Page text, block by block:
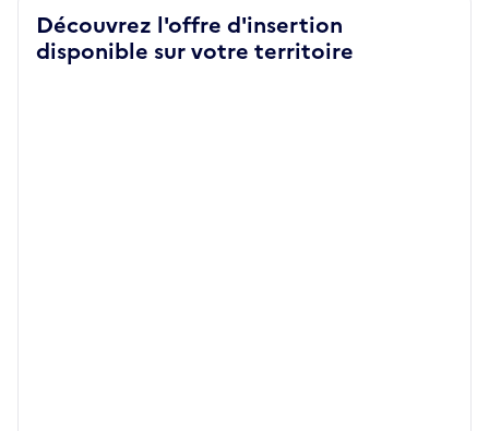
Découvrez l'offre d'insertion
disponible sur votre territoire